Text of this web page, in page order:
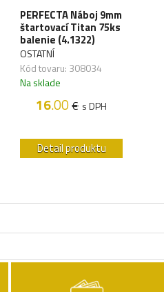
PERFECTA Náboj 9mm
štartovací Titan 75ks
balenie (4.1322)
OSTATNÍ
Kód tovaru: 308034
Na sklade
16.00€ s DPH
Detail produktu